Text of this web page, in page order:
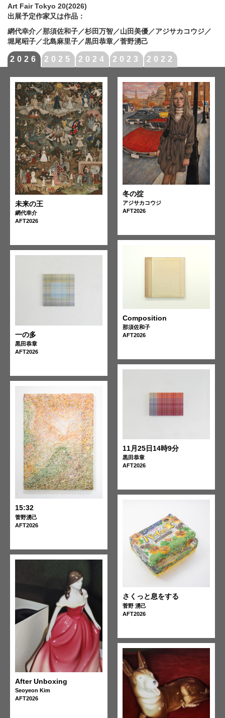
Art Fair Tokyo 20(2026)
出展予定作家又は作品：
網代幸介／那須佐和子／杉田万智／山田美優／アジサカコウジ／
堀尾昭子／北島麻里子／黒田恭章／菅野湧己
2026 2025 2024 2023 2022
未来の王
網代幸介
AFT2026
一の多
黒田恭章
AFT2026
15:32
菅野湧己
AFT2026
After Unboxing
Seoyeon Kim
AFT2026
冬の掟
アジサカコウジ
AFT2026
Composition
那須佐和子
AFT2026
11月25日14時9分
黒田恭章
AFT2026
さくっと息をする
菅野 湧己
AFT2026